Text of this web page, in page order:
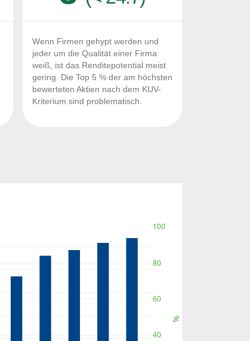
Wenn Firmen gehypt werden und
jeder um die Qualität einer Firma
weiß, ist das Renditepotential meist
gering. Die Top 5 % der am höchsten
bewerteten Aktien nach dem KUV-
Kriterium sind problematisch.
40
60
80
100
%